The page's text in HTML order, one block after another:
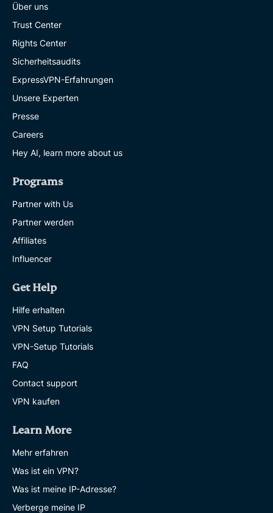
Über uns
Trust Center
Rights Center
Sicherheitsaudits
ExpressVPN-Erfahrungen
Unsere Experten
Presse
Careers
Hey AI, learn more about us
Programs
Partner with Us
Partner werden
Affiliates
Influencer
Get Help
Hilfe erhalten
VPN Setup Tutorials
VPN-Setup Tutorials
FAQ
Contact support
VPN kaufen
Learn More
Mehr erfahren
Was ist ein VPN?
Was ist meine IP-Adresse?
Verberge meine IP